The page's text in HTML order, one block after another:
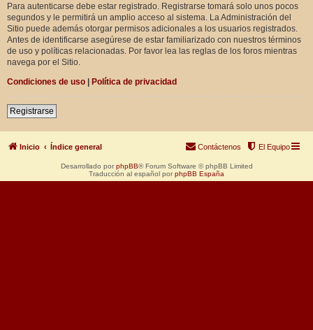
Para autenticarse debe estar registrado. Registrarse tomará solo unos pocos
segundos y le permitirá un amplio acceso al sistema. La Administración del
Sitio puede además otorgar permisos adicionales a los usuarios registrados.
Antes de identificarse asegúrese de estar familiarizado con nuestros términos
de uso y políticas relacionadas. Por favor lea las reglas de los foros mientras
navega por el Sitio.
Condiciones de uso | Política de privacidad
Registrarse
Inicio Índice general El Equipo
Contáctenos
Desarrollado por phpBB® Forum Software © phpBB Limited
Traducción al español por phpBB España